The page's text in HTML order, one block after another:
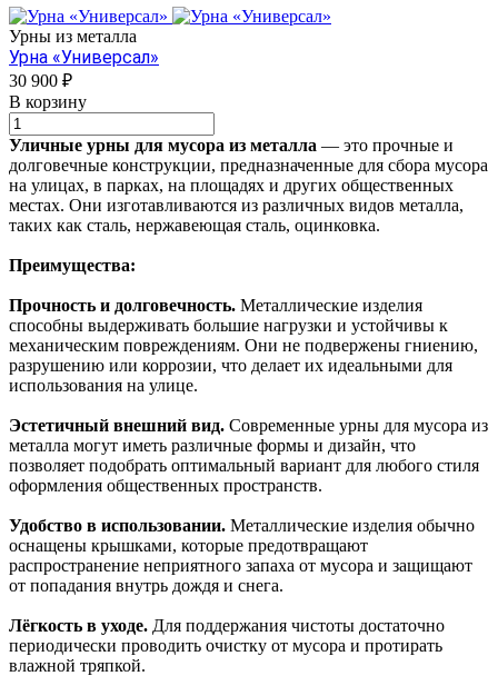
Урны из металла
Урна «Универсал»
30 900 ₽
В корзину
Уличные урны для мусора из металла — это прочные и
долговечные конструкции, предназначенные для сбора мусора
на улицах, в парках, на площадях и других общественных
местах. Они изготавливаются из различных видов металла,
таких как сталь, нержавеющая сталь, оцинковка.
Преимущества:
Прочность и долговечность. Металлические изделия
способны выдерживать большие нагрузки и устойчивы к
механическим повреждениям. Они не подвержены гниению,
разрушению или коррозии, что делает их идеальными для
использования на улице.
Эстетичный внешний вид. Современные урны для мусора из
металла могут иметь различные формы и дизайн, что
позволяет подобрать оптимальный вариант для любого стиля
оформления общественных пространств.
Удобство в использовании. Металлические изделия обычно
оснащены крышками, которые предотвращают
распространение неприятного запаха от мусора и защищают
от попадания внутрь дождя и снега.
Лёгкость в уходе. Для поддержания чистоты достаточно
периодически проводить очистку от мусора и протирать
влажной тряпкой.